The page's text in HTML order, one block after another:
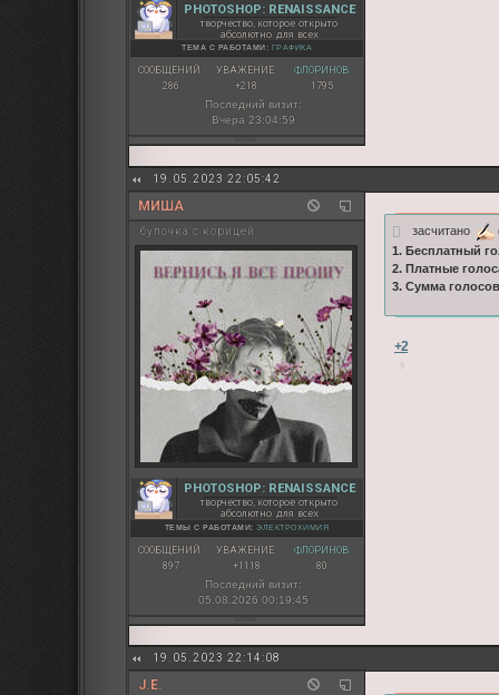
PHOTOSHOP: RENAISSANCE
творчество, которое открыто
абсолютно для всех
ТЕМА С РАБОТАМИ: ГРАФИКА
СООБЩЕНИЙ:
286
УВАЖЕНИЕ:
+218
ФЛОРИНОВ:
1795
Последний визит:
Вчера 23:04:59
19.05.2023 22:05:42
МИША
булочка с корицей
PHOTOSHOP: RENAISSANCE
творчество, которое открыто
абсолютно для всех
ТЕМЫ С РАБОТАМИ:ЭЛЕКТРОХИМИЯ
СООБЩЕНИЙ:
897
УВАЖЕНИЕ:
+1118
ФЛОРИНОВ:
80
Последний визит:
05.08.2026 00:19:45
засчитано
1. Бесплатный
2. Платные
3. Сумма
+2
19.05.2023 22:14:08
J.E.